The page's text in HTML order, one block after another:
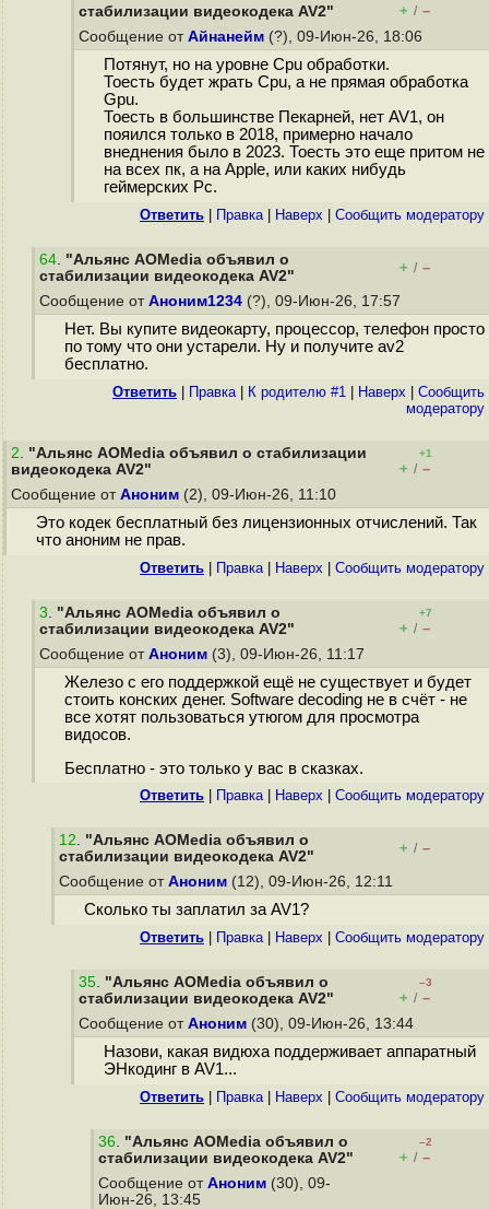
стабилизации видеокодека AV2"
+ / –
Сообщение от Айнанейм (?), 09-Июн-26, 18:06
Потянут, но на уровне Cpu обработки.
Тоесть будет жрать Cpu, а не прямая обработка
Gpu.
Тоесть в большинстве Пекарней, нет AV1, он
пояился только в 2018, примерно начало
внеднения было в 2023. Тоесть это еще притом не
на всех пк, а на Apple, или каких нибудь
геймерских Pc.
Ответить Правка| Наверх Cообщить модератору
64. "Альянс AOMedia объявил о
стабилизации видеокодека AV2"
+ / –
Сообщение от Аноним1234 (?), 09-Июн-26, 17:57
Нет. Вы купите видеокарту, процессор, телефон просто
по тому что они устарели. Ну и получите av2
бесплатно.
Ответить Правка| К родителю #1 Наверх
Cообщить
модератору
2. "Альянс AOMedia объявил о стабилизации
видеокодека AV2"
+1
+ / –
Сообщение от Аноним (2), 09-Июн-26, 11:10
Это кодек бесплатный без лицензионных отчислений. Так
что аноним не прав.
Ответить Правка| Наверх Cообщить модератору
3. "Альянс AOMedia объявил о
стабилизации видеокодека AV2"
+7
+ / –
Сообщение от Аноним (3), 09-Июн-26, 11:17
Железо с его поддержкой ещё не существует и будет
стоить конских денег. Software decoding не в счёт - не
все хотят пользоваться утюгом для просмотра
видосов.
Бесплатно - это только у вас в сказках.
Ответить Правка| Наверх Cообщить модератору
12. "Альянс AOMedia объявил о
стабилизации видеокодека AV2"
+ / –
Сообщение от Аноним (12), 09-Июн-26, 12:11
Сколько ты заплатил за AV1?
Ответить Правка| Наверх Cообщить модератору
35. "Альянс AOMedia объявил о
стабилизации видеокодека AV2"
–3
+ / –
Сообщение от Аноним (30), 09-Июн-26, 13:44
Назови, какая видюха поддерживает аппаратный
ЭНкодинг в AV1...
Ответить Правка| Наверх Cообщить модератору
36. "Альянс AOMedia объявил о
стабилизации видеокодека AV2"
–2
+ / –
Сообщение от Аноним (30), 09-
Июн-26, 13:45